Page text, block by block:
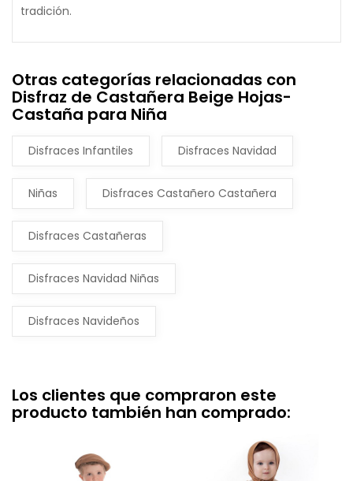
tradición.
Otras categorías relacionadas con
Disfraz de Castañera Beige Hojas-
Castaña para Niña
Disfraces Infantiles Disfraces Navidad
Niñas Disfraces Castañero Castañera
Disfraces Castañeras
Disfraces Navidad Niñas
Disfraces Navideños
Los clientes que compraron este
producto también han comprado: